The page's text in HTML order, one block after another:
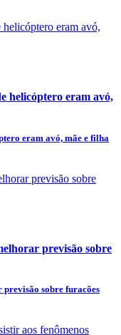
helicóptero eram avó,
eram avó, mãe e filha
previsão sobre
sobre furacões